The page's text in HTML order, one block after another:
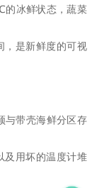
的冰鲜状态，蔬菜
，是新鲜度的可视
与带壳海鲜分区存
及用坏的温度计堆